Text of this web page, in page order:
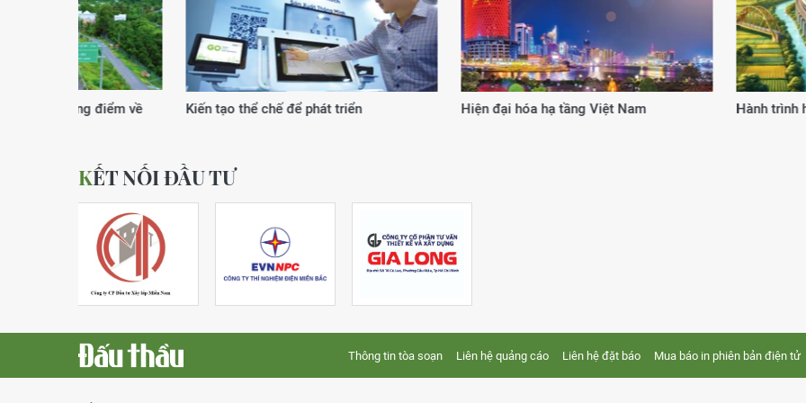
Xuân của kỷ nguyên vươn mình Động lực từ cơ chế, chính sách đặc thù 20 năm kiến tạo giá trị
KẾT NỐI ĐẦU TƯ
Thông tin tòa soạn Liên hệ quảng cáo Liên hệ đặt báo Mua báo in phiên bản điện tử